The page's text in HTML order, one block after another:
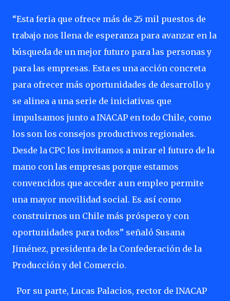
“Esta feria que ofrece más de 25 mil puestos de
trabajo nos llena de esperanza para avanzar en la
búsqueda de un mejor futuro paralas personas y
paralas empresas. Esta es una acción concreta
para ofrecer más oportunidades de desarrollo y
se alinea a una serie de iniciativas que
impulsamos junto aINACAP en todo Chile, como
los son los consejos productivos regionales.
Desde la CPC los invitamos a mirar el futuro de la
mano conlas empresas porque estamos
convencidos que acceder aun empleo permite
una mayor movilidad social. Es así como
construirnos un Chile más próspero y con
oportunidades para todos” señaló Susana
Jiménez, presidenta de la Confederación de la
Producción y del Comercio.
Por su parte, Lucas Palacios, rector de INACAP